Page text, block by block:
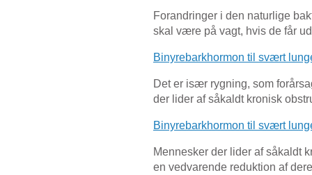
Forandringer i den naturlige
skal være på vagt, hvis de får
Binyrebarkhormon til svært
Det er især rygning, som
der lider af såkaldt kronisk
Binyrebarkhormon til svært
Mennesker der lider af såkaldt
en vedvarende reduktion af